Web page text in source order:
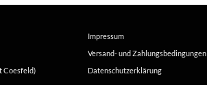
Coesfeld)
Impressum
Versand- und Zahlungsbedingungen
Datenschutzerklärung